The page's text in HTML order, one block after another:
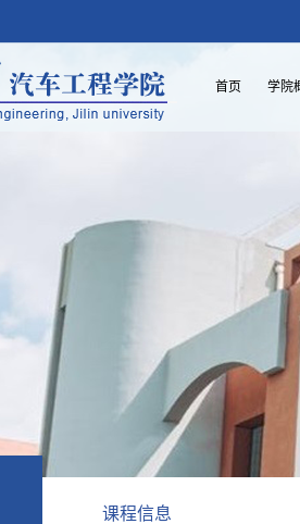
首页 学院
课程信息